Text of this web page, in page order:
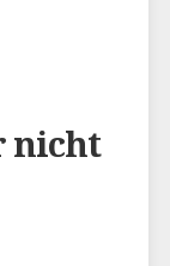
nicht